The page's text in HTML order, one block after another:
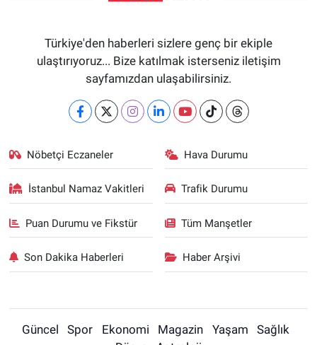
Türkiye'den haberleri sizlere genç bir ekiple
ulaştırıyoruz... Bize katılmak isterseniz iletişim
sayfamızdan ulaşabilirsiniz.
Nöbetçi Eczaneler Hava Durumu
İstanbul Namaz Vakitleri Trafik Durumu
Puan Durumu ve Fikstür Tüm Manşetler
Son Dakika Haberleri Haber Arşivi
Güncel Spor Ekonomi Magazin Yaşam
Sağlık